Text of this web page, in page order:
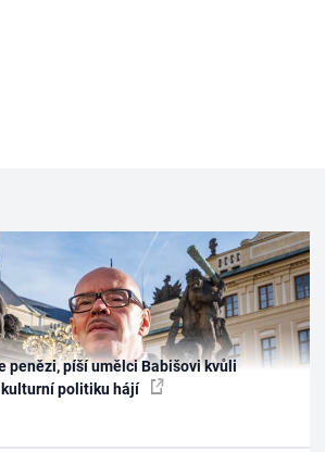
penězi, píší umělci Babišovi kvůli
politiku hájí